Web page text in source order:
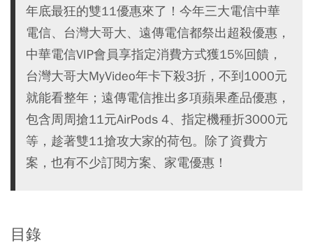
年底最狂的雙11優惠來了！今年三大電信中華
電信、台灣大哥大、遠傳電信都祭出超殺優惠，
中華電信VIP會員享指定消費方式獲15%回饋，
台灣大哥大MyVideo年卡下殺3折，不到1000元
就能看整年；遠傳電信推出多項蘋果產品優惠，
包含周周搶11元AirPods 4、指定機種折3000元
等，趁著雙11搶攻大家的荷包。除了資費方
案，也有不少訂閱方案、家電優惠！
目錄